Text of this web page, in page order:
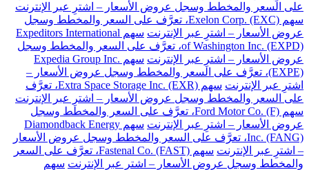
على السعر والمخطط وسجل عروض الأسعار – اشترِ عبر الإنترنت
سهم Exelon Corp. (EXC)، تعرَّف على السعر والمخطط وسجل
عروض الأسعار – اشترِ عبر الإنترنت
سهم Expeditors International
of Washington Inc. (EXPD)، تعرَّف على السعر والمخطط وسجل
عروض الأسعار – اشترِ عبر الإنترنت
سهم Expedia Group Inc.
(EXPE)، تعرَّف على السعر والمخطط وسجل عروض الأسعار –
اشترِ عبر الإنترنت
سهم Extra Space Storage Inc. (EXR)، تعرَّف
على السعر والمخطط وسجل عروض الأسعار – اشترِ عبر الإنترنت
سهم Ford Motor Co. (F)، تعرَّف على السعر والمخطط وسجل
عروض الأسعار – اشترِ عبر الإنترنت
سهم Diamondback Energy
Inc. (FANG)، تعرَّف على السعر والمخطط وسجل عروض الأسعار
– اشترِ عبر الإنترنت
سهم Fastenal Co. (FAST)، تعرَّف على السعر
والمخطط وسجل عروض الأسعار – اشترِ عبر الإنترنت سهم